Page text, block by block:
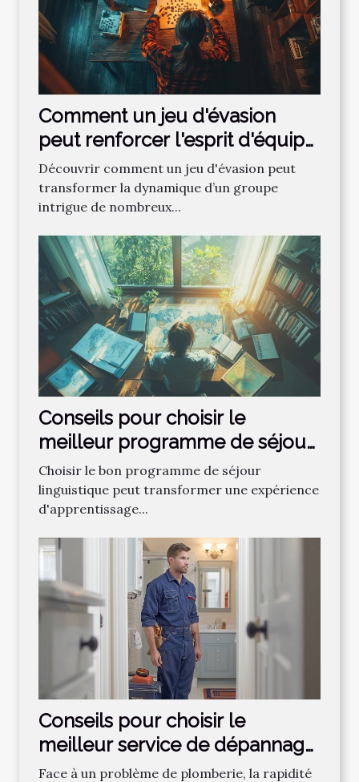
Comment un jeu d'évasion
peut renforcer l'esprit d'équipe
?
Découvrir comment un jeu d'évasion peut
transformer la dynamique d’un groupe
intrigue de nombreux...
Conseils pour choisir le
meilleur programme de séjour
linguistique
Choisir le bon programme de séjour
linguistique peut transformer une expérience
d'apprentissage...
Conseils pour choisir le
meilleur service de dépannage
plomberie
Face à un problème de plomberie, la rapidité